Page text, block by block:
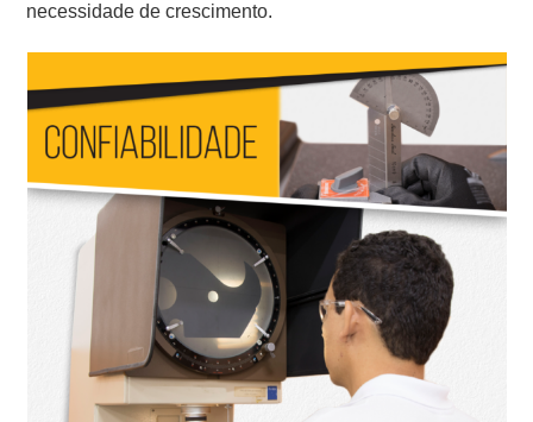
necessidade de crescimento.